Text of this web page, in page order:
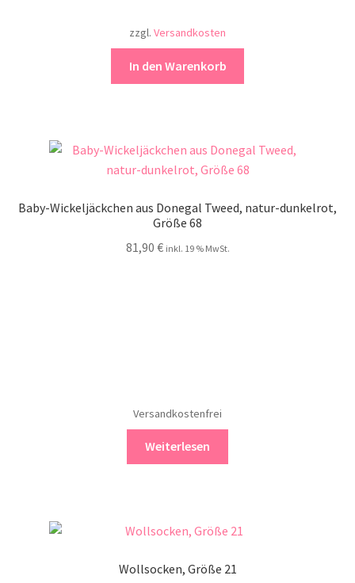
zzgl. Versandkosten
In den Warenkorb
Baby-Wickeljäckchen aus Donegal Tweed, natur-dunkelrot,
Größe 68
81,90 € inkl. 19 % MwSt.
Versandkostenfrei
Weiterlesen
Wollsocken, Größe 21